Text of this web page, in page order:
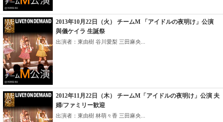
2013年10月22日（火） チームM 「アイドルの夜明け」公演
與儀ケイラ 生誕祭
出演者：東由樹 谷川愛梨 三田麻央...
2012年11月22日（木） チームM「アイドルの夜明け」公演 夫
婦/ファミリー歓迎
出演者：東由樹 林萌々香 三田麻央...